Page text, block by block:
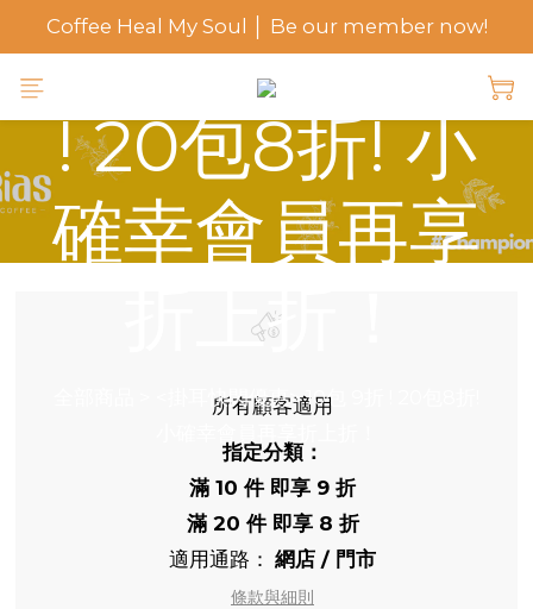
Coffee Heal My Soul │ Be our member now!
惠> 10包 9折
! 20包8折! 小
確幸會員再享
折上折！
<掛耳快閃優惠> 10包 9折 ! 20包8折!
所有顧客適用
指定分類：
滿 10 件 即享 9 折
滿 20 件 即享 8 折
適用通路： 網店 / 門市
條款與細則